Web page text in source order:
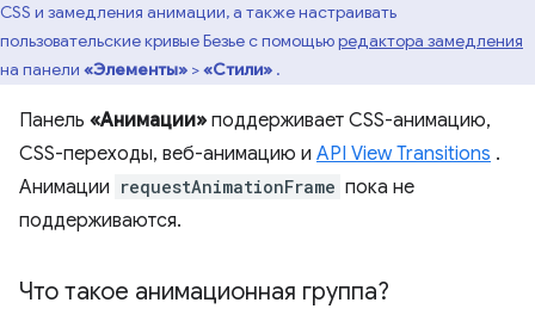
CSS и замедления анимации, а также настраивать
пользовательские кривые Безье с помощьюредактора замедления
на панели «Элементы» >«Стили» .
Панель «Анимации» поддерживает CSS-анимацию,
CSS-переходы, веб-анимацию и API View Transitions .
Анимации requestAnimationFrame пока не
поддерживаются.
Что такое анимационная группа?